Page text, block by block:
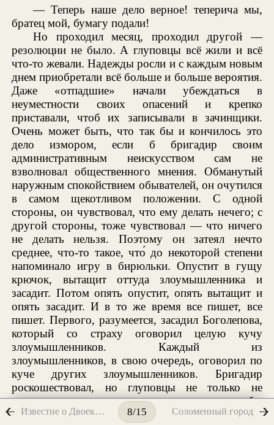
— Теперь наше дело верное! теперича мы,
братец мой, бумагу подали!
Но проходил месяц, проходил другой —
резолюции не было. А глуповцы всё жили и всё
что-то жевали. Надежды росли и с каждым новым
днем приобретали всё больше и больше вероятия.
Даже «отпадшие» начали убеждаться в
неуместности своих опасений и крепко
приставали, чтоб их записывали в зачинщики.
Очень может быть, что так бы и кончилось это
дело измором, если б бригадир своим
административным неискусством сам не
взволновал общественного мнения. Обманутый
наружным спокойствием обывателей, он очутился
в самом щекотливом положении. С одной
стороны, он чувствовал, что ему делать нечего; с
другой стороны, тоже чувствовал — что ничего
не делать нельзя. Поэтому он затеял нечто
среднее, что-то такое, что́ до некоторой степени
напоминало игру в бирюльки. Опустит в гущу
крючок, вытащит оттуда злоумышленника и
засадит. Потом опять опустит, опять вытащит и
опять засадит. И в то же время все пишет, все
пишет. Первого, разумеется, засадил Боголепова,
который со страху оговорил целую кучу
злоумышленников. Каждый из
злоумышленников, в свою очередь, оговорил по
куче других злоумышленников. Бригадир
роскошествовал, но глуповцы не только не
устрашались, но, смеясь, говорили промеж себя:
«Каку таку новую игру старый пес затеял?»
Известие о Двоекурове 8/15 Соломенный город